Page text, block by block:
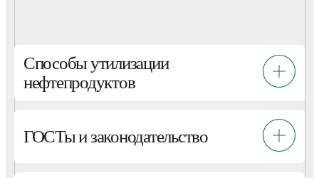
Способы утилизации
нефтепродуктов
ГОСТы и законодательство